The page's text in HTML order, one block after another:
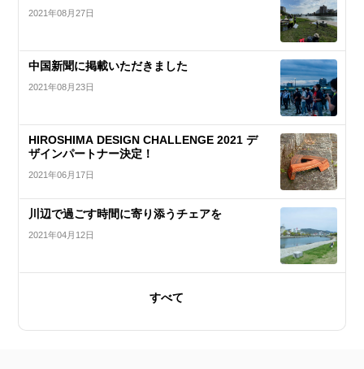
2021年08月27日
中国新聞に掲載いただきました
2021年08月23日
HIROSHIMA DESIGN CHALLENGE 2021 デ
ザインパートナー決定！
2021年06月17日
川辺で過ごす時間に寄り添うチェアを
2021年04月12日
すべて